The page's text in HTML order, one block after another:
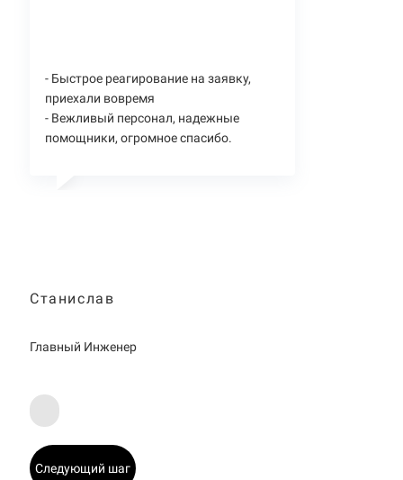
- Быстрое реагирование на заявку,
приехали вовремя
- Вежливый персонал, надежные
помощники, огромное спасибо.
Станислав
Главный Инженер
Следующий шаг